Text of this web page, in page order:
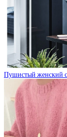
Пушистый женский